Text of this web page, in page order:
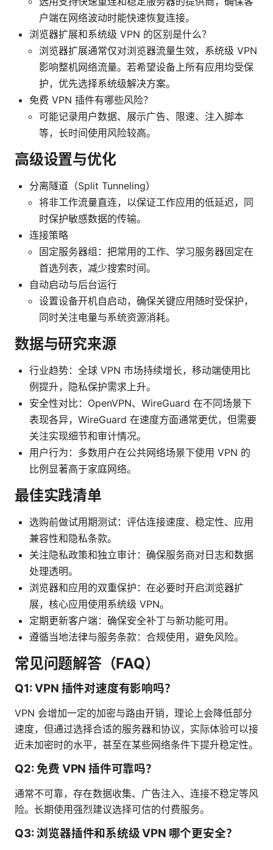
户端在网络波动时能快速恢复连接。
浏览器扩展和系统级 VPN 的区别是什么？
浏览器扩展通常仅对浏览器流量生效，系统级 VPN
影响整机网络流量。若希望设备上所有应用均受保
护，优先选择系统级解决方案。
免费 VPN 插件有哪些风险？
可能记录用户数据、展示广告、限速、注入脚本
等，长时间使用风险较高。
高级设置与优化
分离隧道（Split Tunneling）
将非工作流量直连，以保证工作应用的低延迟，同
时保护敏感数据的传输。
连接策略
固定服务器组：把常用的工作、学习服务器固定在
首选列表，减少搜索时间。
自动启动与后台运行
设置设备开机自启动，确保关键应用随时受保护，
同时关注电量与系统资源消耗。
数据与研究来源
行业趋势：全球 VPN 市场持续增长，移动端使用比
例提升，隐私保护需求上升。
安全性对比：OpenVPN、WireGuard 在不同场景下
表现各异，WireGuard 在速度方面通常更优，但需要
关注实现细节和审计情况。
用户行为：多数用户在公共网络场景下使用 VPN 的
比例显著高于家庭网络。
最佳实践清单
选购前做试用期测试：评估连接速度、稳定性、应用
兼容性和隐私条款。
关注隐私政策和独立审计：确保服务商对日志和数据
处理透明。
浏览器和应用的双重保护：在必要时开启浏览器扩
展，核心应用使用系统级 VPN。
定期更新客户端：确保安全补丁与新功能可用。
遵循当地法律与服务条款：合规使用，避免风险。
常见问题解答（FAQ）
Q1: VPN 插件对速度有影响吗？
VPN 会增加一定的加密与路由开销，理论上会降低部分
速度，但通过选择合适的服务器和协议，实际体验可以接
近未加密时的水平，甚至在某些网络条件下提升稳定性。
Q2: 免费 VPN 插件可靠吗？
通常不可靠，存在数据收集、广告注入、连接不稳定等风
险。长期使用强烈建议选择可信的付费服务。
Q3: 浏览器插件和系统级 VPN 哪个更安全？